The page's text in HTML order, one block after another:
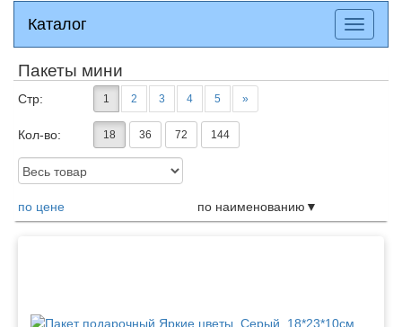
Каталог
Каталог
меню
Пакеты мини
Стр: 1 2 3 4 5 »
Кол-во: 18 36 72 144
Доступность:
по цене по наименованию